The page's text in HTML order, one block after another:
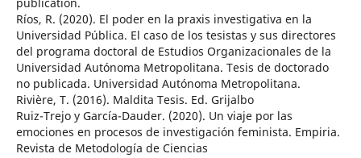
Ríos, R. (2020). El poder en la praxis investigativa en la
Universidad Pública. El caso de los tesistas y sus directores
del programa doctoral de Estudios Organizacionales de la
Universidad Autónoma Metropolitana. Tesis de doctorado
no publicada. Universidad Autónoma Metropolitana.
Rivière, T. (2016). Maldita Tesis. Ed. Grijalbo
Ruiz-Trejo y García-Dauder. (2020). Un viaje por las
emociones en procesos de investigación feminista. Empiria.
Revista de Metodología de Ciencias